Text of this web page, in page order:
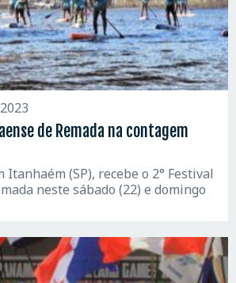
de Remada na contagem
Itanhaém (SP), recebe o 2° Festival
neste sábado (22) e domingo